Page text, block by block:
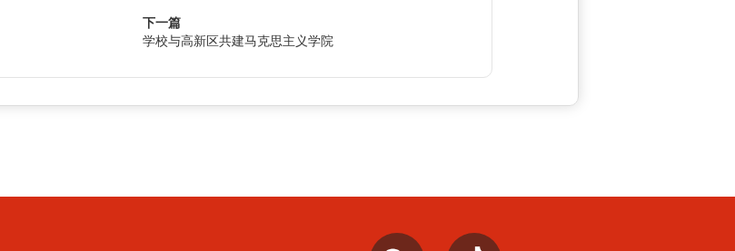
下一篇
学校与高新区共建马克思主义学院